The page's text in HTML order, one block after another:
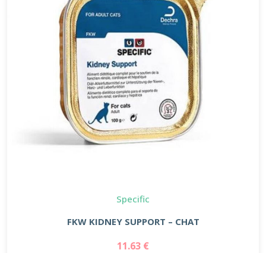
Specific
FKW KIDNEY SUPPORT – CHAT
11.63 €